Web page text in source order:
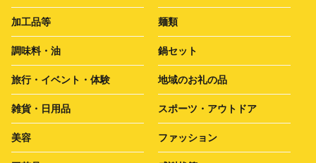
加工品等 麺類
調味料・油 鍋セット
旅行・イベント・体験 地域のお礼の品
雑貨・日用品 スポーツ・アウトドア
美容 ファッション